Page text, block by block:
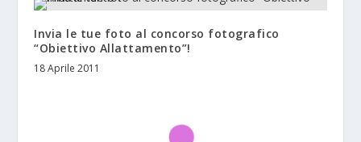
Invia le tue foto al concorso fotografico
“Obiettivo Allattamento”!
18 Aprile 2011